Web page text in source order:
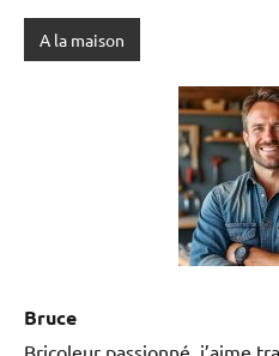
A la maison
Bruce